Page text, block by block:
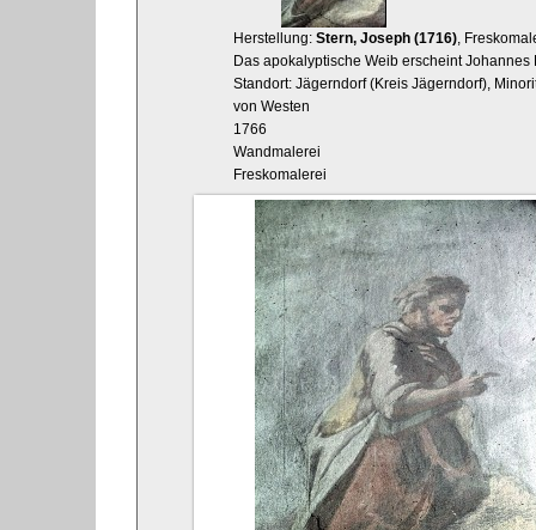
Herstellung: Stern, Joseph (1716),
Das apokalyptische Weib erscheint
Standort: Jägerndorf (Kreis Jägerndorf),
von Westen
1766
Wandmalerei
Freskomalerei